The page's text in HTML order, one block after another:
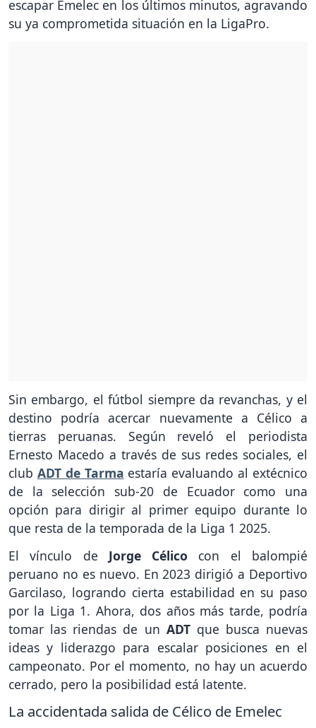
escapar Emelec en los últimos minutos, agravando
su ya comprometida situación en la LigaPro.
Sin embargo, el fútbol siempre da revanchas, y el
destino podría acercar nuevamente a Célico a
tierras peruanas. Según reveló el periodista
Ernesto Macedo a través de sus redes sociales, el
club ADT de Tarma estaría evaluando al extécnico
de la selección sub-20 de Ecuador como una
opción para dirigir al primer equipo durante lo
que resta de la temporada de la Liga 1 2025.
El vínculo de Jorge Célico con el balompié
peruano no es nuevo. En 2023 dirigió a Deportivo
Garcilaso, logrando cierta estabilidad en su paso
por la Liga 1. Ahora, dos años más tarde, podría
tomar las riendas de un ADTque busca nuevas
ideas y liderazgo para escalar posiciones en el
campeonato. Por el momento, no hay un acuerdo
cerrado, pero la posibilidad está latente.
La accidentada salida de Célico de Emelec